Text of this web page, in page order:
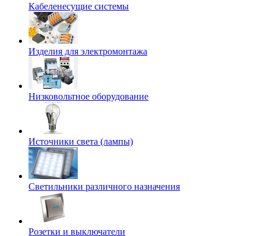
Кабеленесущие системы
Изделия для электромонтажа
Низковольтное оборудование
Источники света (лампы)
Светильники различного назначения
Розетки и выключатели